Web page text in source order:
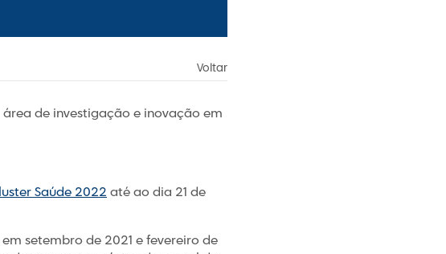
Voltar
de investigação e inovação em
Saúde 2022 até ao dia 21 de
setembro de 2021 e fevereiro de